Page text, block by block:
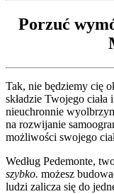
Porzuć
Tak, nie będziemy cię
składzie Twojego
nieuchronnie
na rozwijanie
możliwości swojego
Według Pedemonte,
szybko. możesz
ludzi zalicza się do